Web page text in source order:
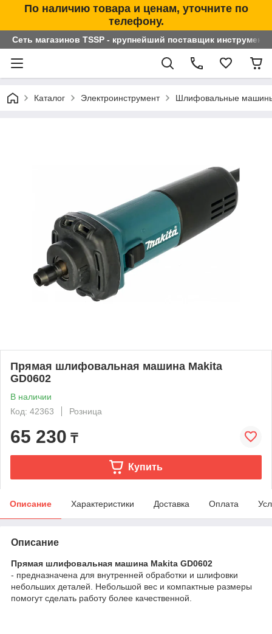
По наличию товара и ценам, уточните по
телефону.
Сеть магазинов TSSP - крупнейший поставщик
Каталог Электроинструмент Шлифовальные
Прямая шлифовальная машина Makita
GD0602
В наличии
Код: 42363
Розница
65 230 ₸
Купить
Описание Характеристики Доставка Оплата
Описание
Прямая шлифовальная машина Makita GD0602
- предназначена для внутренней обработки и шлифовки
небольших деталей. Небольшой вес и компактные размеры
помогут сделать работу более качественной.